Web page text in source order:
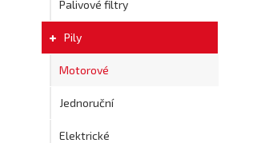
Palivové filtry
Pily
Motorové
Jednoruční
Elektrické